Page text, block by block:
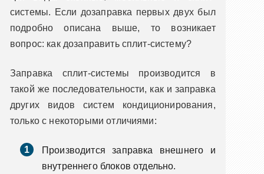
системы. Если дозаправка первых двух был
подробно описана выше, то возникает
вопрос: как дозаправить сплит-систему?
Заправка сплит-системы производится в
такой же последовательности, как и заправка
других видов систем кондиционирования,
только с некоторыми отличиями:
Производится заправка внешнего и
внутреннего блоков отдельно.